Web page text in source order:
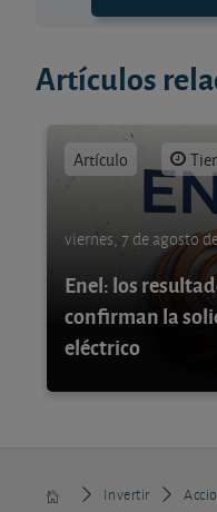
Artículos
Artículo
viernes, 7 de agosto
Enel: los
confirman la
eléctrico
Invertir